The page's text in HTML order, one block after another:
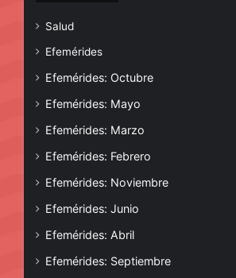
Salud
Efemérides
Efemérides: Octubre
Efemérides: Mayo
Efemérides: Marzo
Efemérides: Febrero
Efemérides: Noviembre
Efemérides: Junio
Efemérides: Abril
Efemérides: Septiembre